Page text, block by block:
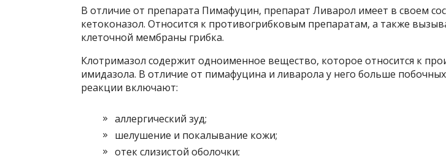
В отличие от препарата Пимафуцин, препарат Ливарол имеет в своем
кетоконазол. Относится к противогрибковым препаратам, а также
клеточной мембраны грибка.
Клотримазол содержит одноименное вещество, которое относится к
имидазола. В отличие от пимафуцина и ливарола у него больше
реакции включают:
аллергический зуд;
шелушение и покалывание кожи;
отек слизистой оболочки;